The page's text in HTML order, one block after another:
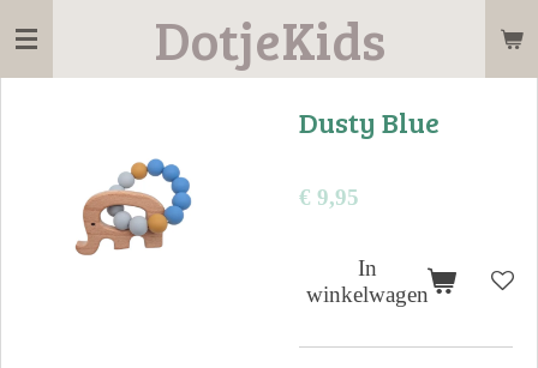
Ga
DotjeKids
Dusty Blue
€ 9,95
In
winkelwagen